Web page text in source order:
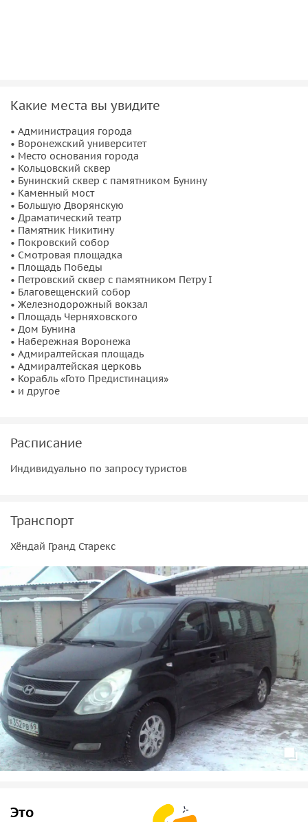
Какие места вы увидите
• Администрация города
• Воронежский университет
• Место основания города
• Кольцовский сквер
• Бунинский сквер с памятником Бунину
• Каменный мост
• Большую Дворянскую
• Драматический театр
• Памятник Никитину
• Покровский собор
• Смотровая площадка
• Площадь Победы
• Петровский сквер с памятником Петру I
• Благовещенский собор
• Железнодорожный вокзал
• Площадь Черняховского
• Дом Бунина
• Набережная Воронежа
• Адмиралтейская площадь
• Адмиралтейская церковь
• Корабль «Гото Предистинация»
• и другое
Расписание
Индивидуально по запросу туристов
Транспорт
Хёндай Гранд Старекс
Это